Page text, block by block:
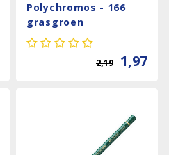
Polychromos - 166
grasgroen
2,19 1,97